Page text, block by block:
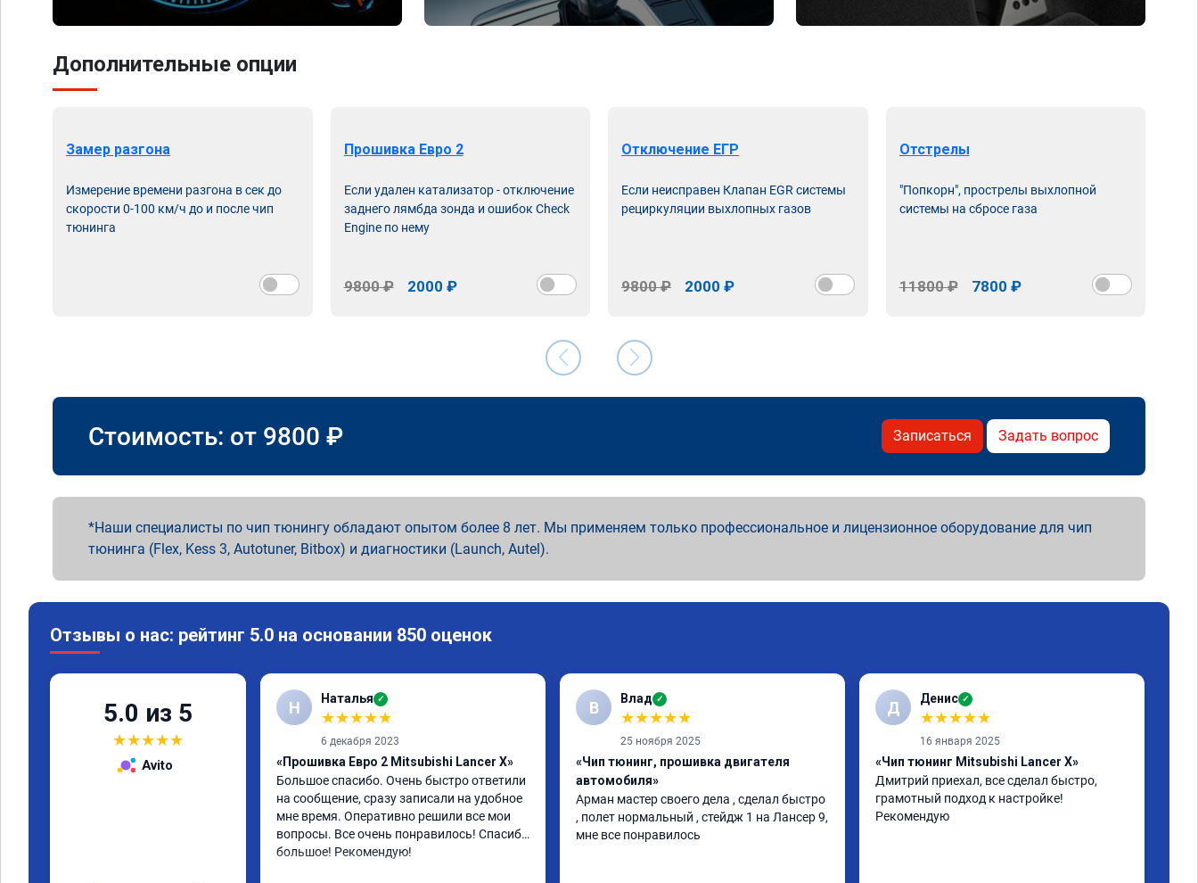
Дополнительные опции
Замер разгона
Измерение времени разгона в сек до
скорости 0-100 км/ч до и после чип
тюнинга
Прошивка Евро 2
Если удален катализатор - отключение
заднего лямбда зонда и ошибок Check
Engine по нему
9800 ₽ 2000 ₽
Отключение ЕГР
Если неисправен Клапан EGR системы
рециркуляции выхлопных газов
9800 ₽ 2000 ₽
Отстрелы
"Попкорн", прострелы выхлопной
системы на сбросе газа
11800 ₽ 7800 ₽
Стоимость: от 9800 ₽ Записаться Задать вопрос
Наши специалисты по чип тюнингу обладают опытом более 8 лет. Мы применяем только профессиональное и лицензионное оборудование для чип
тюнинга (Flex, Kess 3, Autotuner, Bitbox) и диагностики (Launch, Autel).
Отзывы о нас: рейтинг 5.0 на основании 850 оценок
5.0 из 5
★★★★★
Avito
Н Наталья ✓
★★★★★
6 декабря 2023
«Прошивка Евро 2 Mitsubishi Lancer X»
Большое спасибо. Очень быстро ответили
на сообщение, сразу записали на удобное
мне время. Оперативно решили все мои
вопросы. Все очень понравилось! Спасибо
большое! Рекомендую!
В Влад ✓
★★★★★
25 ноября 2025
«Чип тюнинг, прошивка двигателя
автомобиля»
Арман мастер своего дела , сделал быстро
, полет нормальный , стейдж 1 на Лансер 9,
мне все понравилось
Д Денис ✓
★★★★★
16 января 2025
«Чип тюнинг Mitsubishi Lancer X»
Дмитрий приехал, все сделал быстро,
грамотный подход к настройке!
Рекомендую